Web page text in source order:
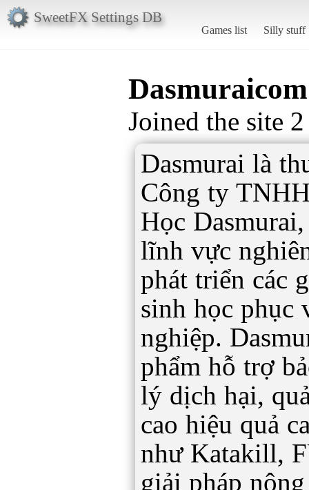
SweetFX Settings DB
Games list Silly stuff
Dasmuraicom
Joined the site
Dasmurai là
Công ty
Học
lĩnh vực
phát triển các
sinh học phục
nghiệp.
phẩm hỗ trợ
lý dịch hại,
cao hiệu quả
như Katakill,
giải pháp